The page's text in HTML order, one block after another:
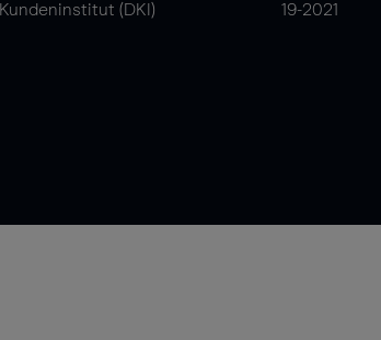
Kundeninstitut (DKI)
19-2021